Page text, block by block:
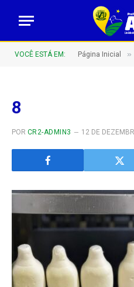
VOCÊ ESTÁ EM: Página Inicial »
8
POR CR2-ADMIN3 12 DE